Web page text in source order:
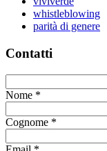
whistleblowing
parità di genere
Contatti
Nome *
Cognome *